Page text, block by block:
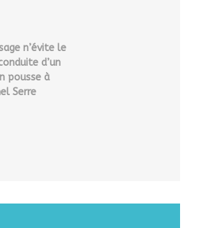
n’évite le
d’un
pousse à
Serre